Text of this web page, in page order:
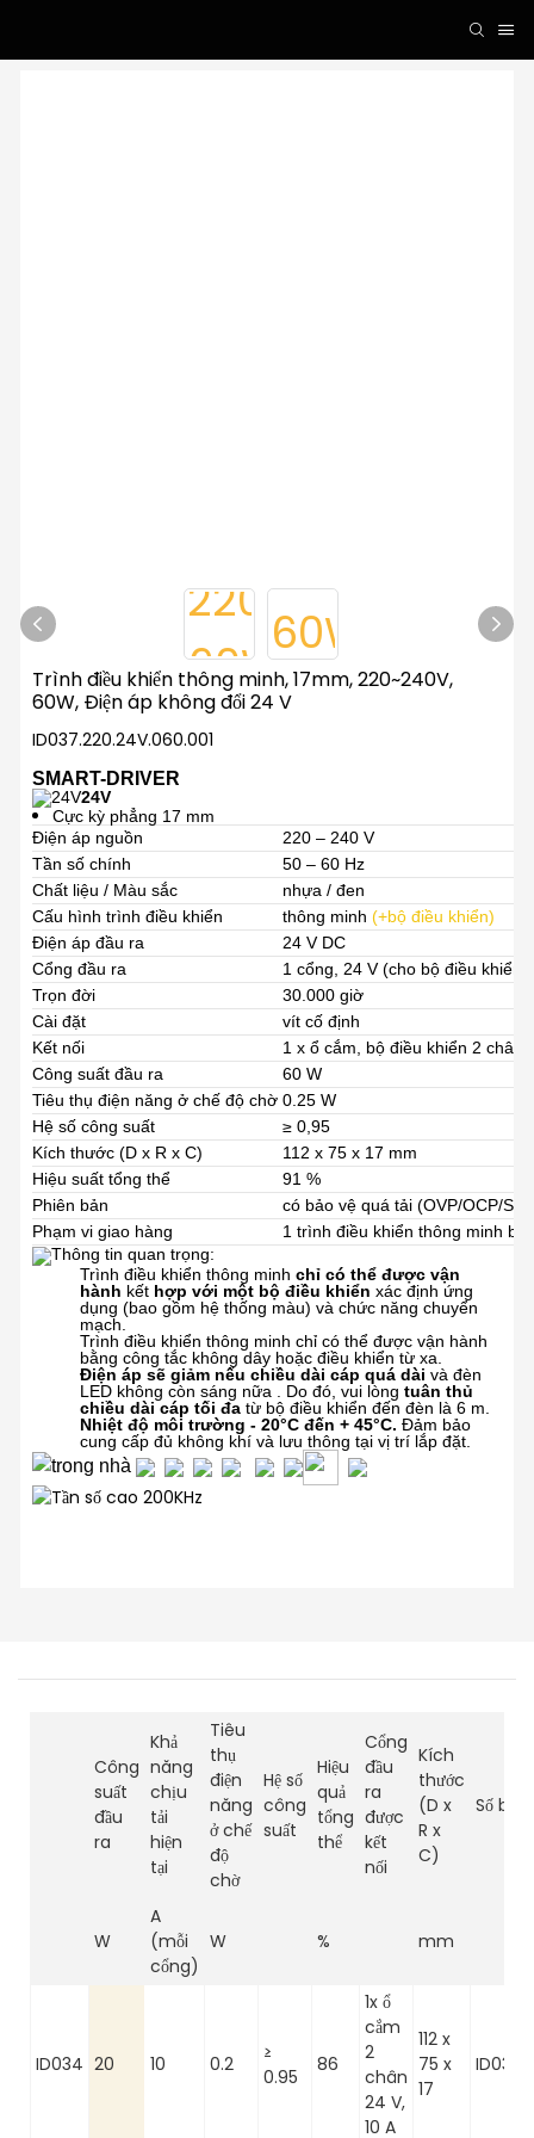
Trình điều khiển thông minh, 17mm, 220~240V,
60W, Điện áp không đổi 24 V
ID037.220.24V.060.001
SMART-DRIVER
24V
Cực kỳ phẳng 17 mm
Điện áp nguồn
220 – 240 V
Tần số chính
50 – 60 Hz
Chất liệu / Màu sắc
nhựa / đen
Cấu hình trình điều khiển
thông minh(+bộ điều khiển)
Điện áp đầu ra
24 V DC
Cổng đầu ra
1 cổng, 24 V (cho bộ điều khiển)
Trọn đời
30.000 giờ
Cài đặt
vít cố định
Kết nối
1 x ổ cắm, bộ điều khiển 2 chân
Công suất đầu ra
60 W
Tiêu thụ điện năng ở chế độ chờ 0.25 W
Hệ số công suất
≥ 0,95
Kích thước (D x R x C)
112 x 75 x 17 mm
Hiệu suất tổng thể
91 %
Phiên bản
có bảo vệ quá tải (OVP/OCP/
Phạm vi giao hàng
1 trình điều khiển thông minh
Thông tin quan trọng:
Trình điều khiển thông minhchỉ có thể được vận
hành kết hợp với một bộ điều khiển xác định ứng
dụng (bao gồm hệ thống màu) và chức năng chuyển
mạch.
Trình điều khiển thông minh chỉ có thể được vận hành
bằng công tắc không dây hoặc điều khiển từ xa.
Điện áp sẽ giảm nếu chiều dài cáp quá dài và đèn
LED không còn sáng nữa
. Do đó, vui lòngtuân thủ
chiều dài cáp tối đa từ bộ điều khiển đến đèn là 6 m.
Nhiệt độ môi trường - 20°C đến + 45°C. Đảm bảo
cung cấp đủ không khí và lưu thông tại vị trí lắp đặt.
Công
suất
đầu
ra
Khả
năng
chịu
tải
hiện
tại
Tiêu
thụ
điện
năng
ở chế
độ
chờ
Hệ số
công
suất
Hiệu
quả
tổng
thể
Cổng
đầu
ra
được
kết
nối
Kích
thước
(D x
R x
C)
Số bài
W
A
(mỗi
cổng)
W % mm
ID034 20 10 0.2
≥
0.95
86
1x ổ
cắm
2
chân
24 V,
10 A
112 x
75 x
17